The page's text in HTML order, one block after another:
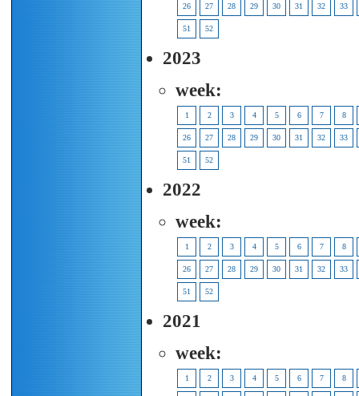
26 27 28 29 30 31 32 33
51 52
2023
week:
1 2 3 4 5 6 7 8
26 27 28 29 30 31 32 33
51 52
2022
week:
1 2 3 4 5 6 7 8
26 27 28 29 30 31 32 33
51 52
2021
week:
1 2 3 4 5 6 7 8